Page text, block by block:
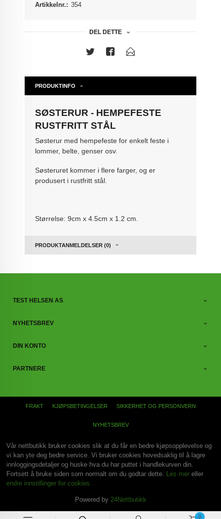
0
Artikkelnr.: 354
DEL DETTE
PRODUKTINFO
SØSTERUR - HEMPEFESTE
RUSTFRITT STÅL
Søsterur med hempefeste for enkelt feste i
lommer, belte, genser osv.
Søsteruret kommer i flere farger, og er
produsert i rustfritt stål.
Størrelse: 9cm x 4.5cm x 1.2 cm.
PRODUKTANMELDELSER (0)
TEST HELSEN AS
NYHETSBREV
DIN KONTO
PARTNERE
FRAKT KJØPSBETINGELSER SIKKERHET OG PERSONVERN
NYHETSBREV
Vår nettbutikk bruker cookies slik at du får en bedre kjøpsopplevelse og
vi kan yte deg bedre service. Vi bruker cookies hovedsaklig til å lagre
innloggingsdetaljer og huske hva du har puttet i handlekurven din.
Fortsett å bruke siden som normalt om du godtar dette.
Les mer eller
endre innstillinger for cookies.
Powered by 24Nettbutikk